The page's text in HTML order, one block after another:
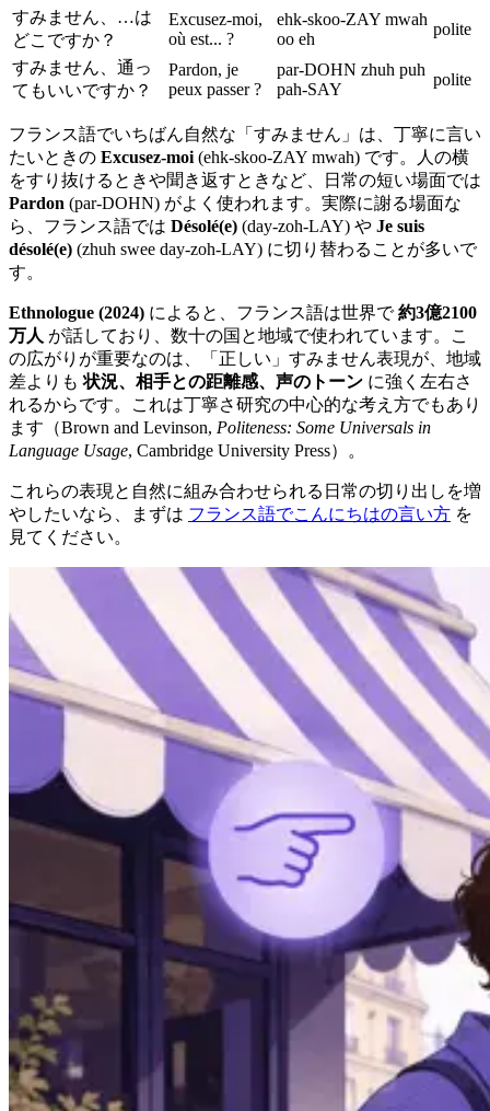
すみません、…は
どこですか？
Excusez-moi,
où est... ?
ehk-skoo-ZAY mwah
oo eh
polite
すみません、通っ
てもいいですか？
Pardon, je
peux passer ?
par-DOHN zhuh puh
pah-SAY
polite
フランス語でいちばん自然な「すみません」は、丁寧に言い
たいときの Excusez-moi (ehk-skoo-ZAY mwah) です。人の横
をすり抜けるときや聞き返すときなど、日常の短い場面では
Pardon (par-DOHN) がよく使われます。実際に謝る場面な
ら、フランス語では Désolé(e) (day-zoh-LAY) や Je suis
désolé(e) (zhuh swee day-zoh-LAY) に切り替わることが多いで
す。
Ethnologue (2024) によると、フランス語は世界で約3億2100
万人 が話しており、数十の国と地域で使われています。こ
の広がりが重要なのは、「正しい」すみません表現が、地域
差よりも状況、相手との距離感、声のトーン に強く左右さ
れるからです。これは丁寧さ研究の中心的な考え方でもあり
ます（Brown and Levinson, Politeness: Some Universals in
Language Usage, Cambridge University Press）。
これらの表現と自然に組み合わせられる日常の切り出しを増
やしたいなら、まずは フランス語でこんにちはの言い方 を
見てください。